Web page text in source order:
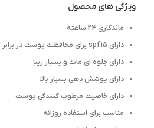
ویژگی های محصول
ماندگاری 24 ساعته
دارای spf15 برای محافظت پوست در برابر اشعه های مضر آفتاب
دارای جلوه ای مات و بسیار زیبا
دارای پوشش دهی بسیار بالا
دارای خاصیت مرطوب کنندگی پوست
مناسب برای استفاده روزانه